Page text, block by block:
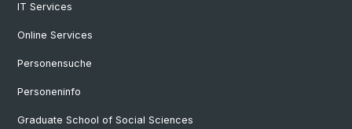
IT Services
Online Services
Personensuche
Personeninfo
Graduate School of Social Sciences